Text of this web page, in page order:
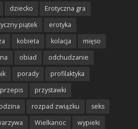
dziecko
Erotyczna gra
piątek
erotyka
kobieta kolacja
mięso
obiad
odchudzanie
porady
profilaktyka
przepis
przystawki
rozpad związku
seks
Wielkanoc
wypieki